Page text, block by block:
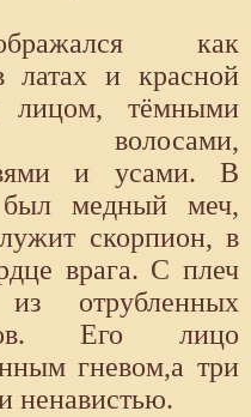
как
латах и красной
тёмными
волосами,
и усами. В
медный меч,
скорпион, в
врага. С плеч
отрубленных
Его лицо
гневом,а три
ненавистью.